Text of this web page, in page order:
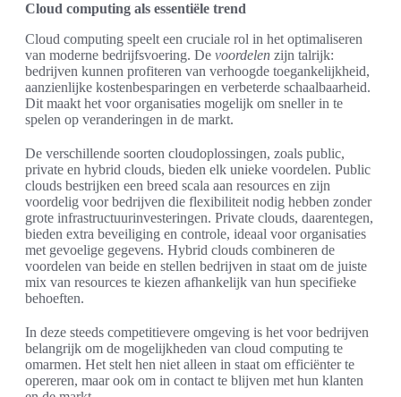
Cloud computing als essentiële trend
Cloud computing speelt een cruciale rol in het optimaliseren
van moderne bedrijfsvoering. De voordelen zijn talrijk:
bedrijven kunnen profiteren van verhoogde toegankelijkheid,
aanzienlijke kostenbesparingen en verbeterde schaalbaarheid.
Dit maakt het voor organisaties mogelijk om sneller in te
spelen op veranderingen in de markt.
De verschillende soorten cloudoplossingen, zoals public,
private en hybrid clouds, bieden elk unieke voordelen. Public
clouds bestrijken een breed scala aan resources en zijn
voordelig voor bedrijven die flexibiliteit nodig hebben zonder
grote infrastructuurinvesteringen. Private clouds, daarentegen,
bieden extra beveiliging en controle, ideaal voor organisaties
met gevoelige gegevens. Hybrid clouds combineren de
voordelen van beide en stellen bedrijven in staat om de juiste
mix van resources te kiezen afhankelijk van hun specifieke
behoeften.
In deze steeds competitievere omgeving is het voor bedrijven
belangrijk om de mogelijkheden van cloud computing te
omarmen. Het stelt hen niet alleen in staat om efficiënter te
opereren, maar ook om in contact te blijven met hun klanten